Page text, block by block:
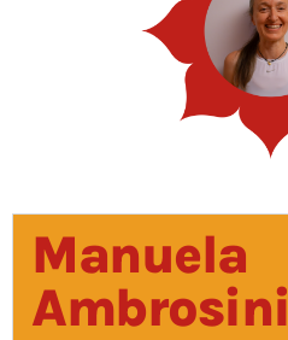
Manuela
Ambrosini